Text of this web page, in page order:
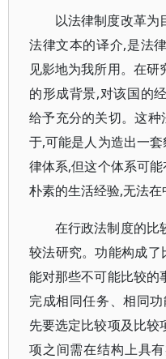
以法律制度改革为
法律文本的译介,是法
见影地为我所用。在
的形成背景,对该国的
给予充分的关切。这
于,可能是人为造出一
律体系,但这个体系可
朴素的生活经验,无法
在行政法制度的比
较法研究。功能构成
能对那些不可能比较的
完成相同任务、相同
先要选定比较项及比较
项之间需在结构上具